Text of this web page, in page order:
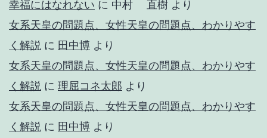
幸福にはなれない に 中村 直樹 より
女系天皇の問題点、女性天皇の問題点、わかりやす
く解説 に 田中博 より
女系天皇の問題点、女性天皇の問題点、わかりやす
く解説 に 理屈コネ太郎 より
女系天皇の問題点、女性天皇の問題点、わかりやす
く解説 に 田中博 より